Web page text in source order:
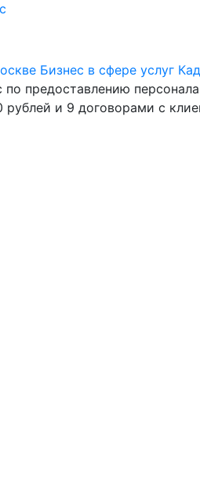
Бизнес в сфере услуг